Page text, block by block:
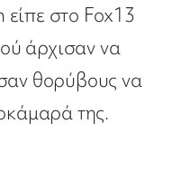
στο Fox13
άρχισαν να
θορύβους να
της.